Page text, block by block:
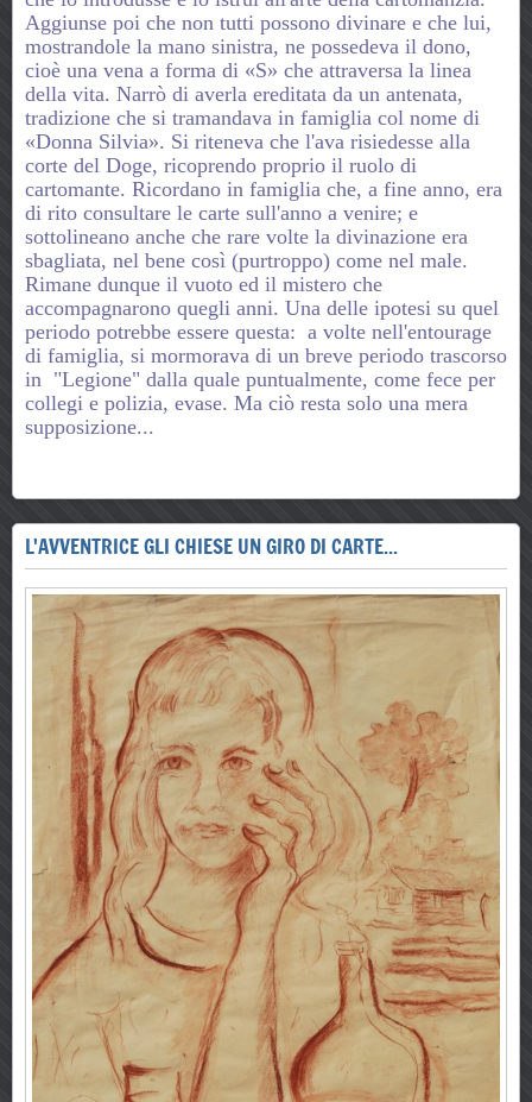
Aggiunse poi che non tutti possono divinare e che lui,
mostrandole la mano sinistra, ne possedeva il dono,
cioè una vena a forma di «S» che attraversa la linea
della vita. Narrò di averla ereditata da un antenata,
tradizione che si tramandava in famiglia col nome di
«Donna Silvia». Si riteneva che l'ava risiedesse alla
corte del Doge, ricoprendo proprio il ruolo di
cartomante. Ricordano in famiglia che, a fine anno, era
di rito consultare le carte sull'anno a venire; e
sottolineano anche che rare volte la divinazione era
sbagliata, nel bene così (purtroppo) come nel male.
Rimane dunque il vuoto ed il mistero che
accompagnarono quegli anni. Una delle ipotesi su quel
periodo potrebbe essere questa: a volte nell'entourage
di famiglia, si mormorava di un breve periodo trascorso
in "Legione" dalla quale puntualmente, come fece per
collegi e polizia, evase. Ma ciò resta solo una mera
supposizione...
L'AVVENTRICE GLI CHIESE UN GIRO DI CARTE...